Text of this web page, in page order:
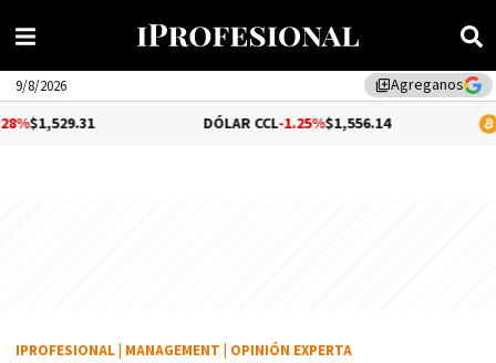
library_addAgreganos
9/8/2026
-1.25%$1,556.14
IPROFESIONAL MANAGEMENT OPINIÓN EXPERTA